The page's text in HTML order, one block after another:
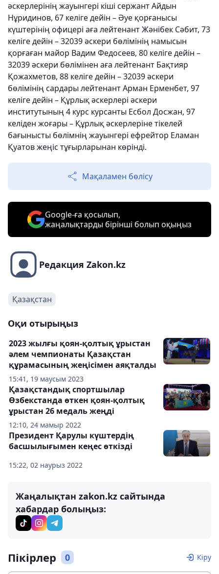
әскерлерінің жауынгері кіші сержант Айдын
Нұридинов, 67 келіге дейін – Әуе қорғанысы
күштерінің офицері аға лейтенант Жәнібек Сәбит, 73
келіге дейін – 32039 әскери бөлімінің намысын
қорғаған майор Вадим Федосеев, 80 келіге дейін –
32039 әскери бөлімінен аға лейтенант Бақтияр
Қожахметов, 88 келіге дейін – 32039 әскери
бөлімінің сардары лейтенант Арман Ерменбет, 97
келіге дейін – Құрлық әскерлері әскери
институтының 4 курс курсанты Есбол Досжан, 97
келіден жоғары – Құрлық әскерлеріне тікелей
бағынысты бөлімнің жауынгері ефрейтор Еламан
Қуатов жеңіс тұғырларынан көрінді.
Мақаламен бөлісу
Google-ға қосылып,
жаңалықтарды бірінші болып оқыңыз
Редакция Zakon.kz
Қазақстан
Оқи отырыңыз
15:41, 19 маусым 2023
2023 жылғы қоян-қолтық ұрыстан
әлем чемпионаты Қазақстан
құрамасының жеңісімен аяқталды
12:10, 24 мамыр 2022
Қазақстандық спортшылар
Өзбекстанда өткен қоян-қолтық
ұрыстан 26 медаль жеңді
15:22, 02 наурыз 2022
Президент Қарулы күштердің
басшылығымен кеңес өткізді
Жаңалықтан zakon.kz сайтында
хабардар болыңыз:
Пікірлер 0 Кіру